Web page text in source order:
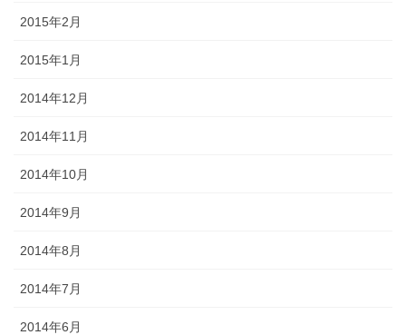
2015年2月
2015年1月
2014年12月
2014年11月
2014年10月
2014年9月
2014年8月
2014年7月
2014年6月